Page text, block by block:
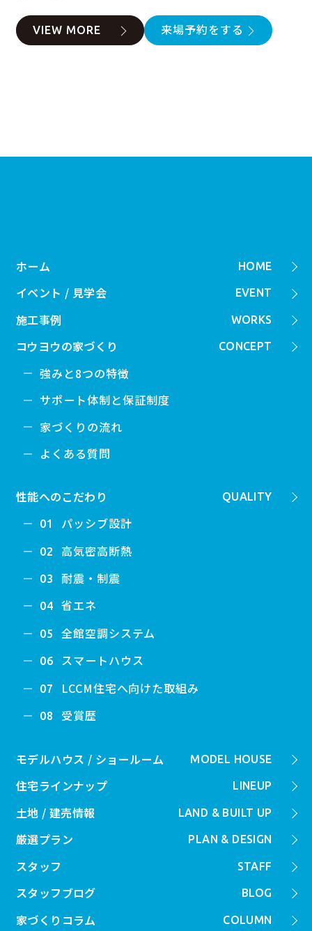
VIEW MORE 来場予約をする
HOME
ホーム
EVENT
イベント / 見学会
WORKS
施工事例
CONCEPT
コウヨウの家づくり
強みと8つの特徴
サポート体制と保証制度
家づくりの流れ
よくある質問
QUALITY
性能へのこだわり
01 パッシブ設計
02 高気密高断熱
03 耐震・制震
04 省エネ
05 全館空調システム
06 スマートハウス
07 LCCM住宅へ向けた取組み
08 受賞歴
MODEL HOUSE
モデルハウス / ショールーム
LINEUP
住宅ラインナップ
LAND & BUILT UP
土地 / 建売情報
PLAN & DESIGN
厳選プラン
STAFF
スタッフ
BLOG
スタッフブログ
COLUMN
家づくりコラム